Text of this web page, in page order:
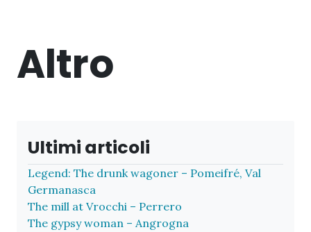
Altro
Ultimi articoli
Legend: The drunk wagoner – Pomeifré, Val
Germanasca
The mill at Vrocchi – Perrero
The gypsy woman – Angrogna